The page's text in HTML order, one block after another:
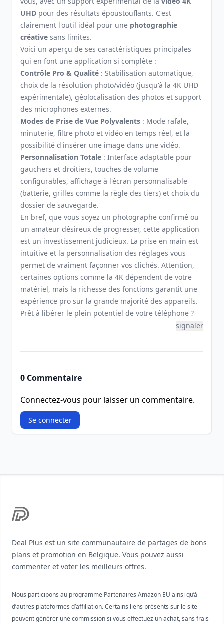
UHD pour des résultats époustouflants. C'est
clairement l'outil idéal pour une photographie
créative sans limites.
Voici un aperçu de ses caractéristiques principales
qui en font une application si complète :
Contrôle Pro & Qualité : Stabilisation automatique,
choix de la résolution photo/vidéo (jusqu'à la 4K UHD
expérimentale), géolocalisation des photos et support
des microphones externes.
Modes de Prise de Vue Polyvalents : Mode rafale,
minuterie, filtre photo et vidéo en temps réel, et la
possibilité d'insérer une image dans une vidéo.
Personnalisation Totale : Interface adaptable pour
gauchers et droitiers, touches de volume
configurables, affichage à l'écran personnalisable
(batterie, grilles comme la règle des tiers) et choix du
dossier de sauvegarde.
En bref, que vous soyez un photographe confirmé ou
un amateur désireux de progresser, cette application
est un investissement judicieux. La prise en main est
intuitive et la personnalisation des réglages vous
permet de vraiment façonner vos clichés. Attention,
certaines options comme la 4K dépendent de votre
matériel, mais la richesse des fonctions garantit une
expérience pro sur la grande majorité des appareils.
Prêt à libérer le plein potentiel de votre téléphone ?
signaler
0 Commentaire
Connectez-vous pour laisser un commentaire.
Se connecter
Deal Plus est un site communautaire de partages de bons
plans et promotion en Belgique. Vous pouvez aussi
commenter et voter les meilleurs offres.
Nous participons au programme Partenaires Amazon EU ainsi qu’à
d’autres plateformes d’affiliation. Certains liens présents sur le site
peuvent générer une commission si vous effectuez un achat, sans frais